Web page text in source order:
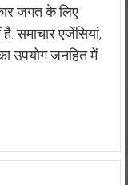
जगत के लिए
समाचार एजेंसियां,
उपयोग जनहित में